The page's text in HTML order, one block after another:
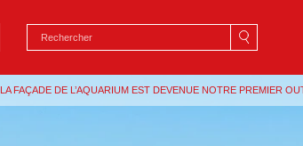
LA FAÇADE DE L’AQUARIUM EST DEVENUE NOTRE PREMIER